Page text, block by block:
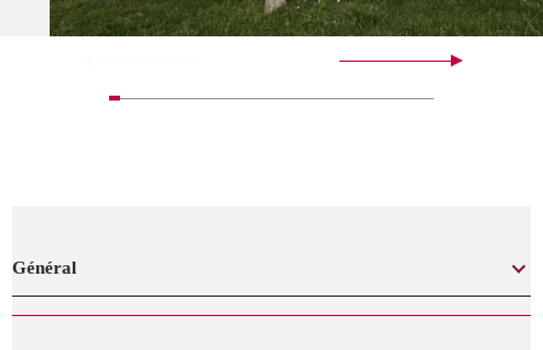
Général